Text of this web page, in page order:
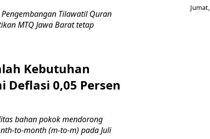
Pengembangan Tilawatil Quran
MTQ Jawa Barat tetap
Kebutuhan
Deflasi 0,05 Persen
bahan pokok mendorong
to-month (m-to-m) pada Juli